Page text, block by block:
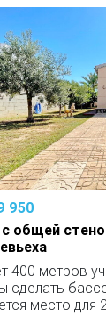
950
общей
400 метров
сделать
место